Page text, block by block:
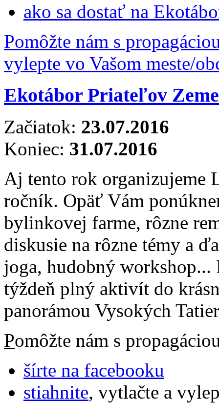
ako sa dostať na
Pomôžte nám s
vylepte vo Vašom meste/
Ekotábor Priateľov
Začiatok: 23.07.2016
Koniec: 31.07.2016
Aj tento rok organizujeme
ročník. Opäť Vám
bylinkovej farme, rôzne
diskusie na rôzne témy a
joga, hudobný
týždeň plný aktivít do
panorámou Vysokých
Pomôžte nám s
šírte na facebooku
stiahnite, vytlačte a